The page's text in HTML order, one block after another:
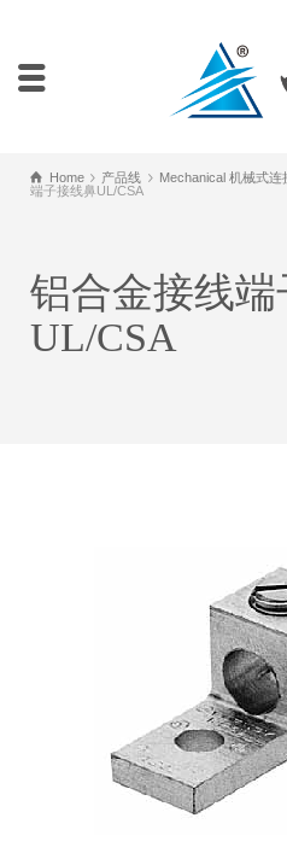
Home 产品线 Mechanical 机械式连
端子接线鼻UL/CSA
铝合金接线
UL/CSA